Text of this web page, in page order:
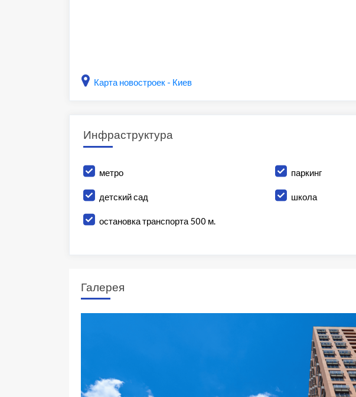
Карта новостроек - Киев
Инфраструктура
метро паркинг
детский сад школа
остановка транспорта 500 м.
Галерея